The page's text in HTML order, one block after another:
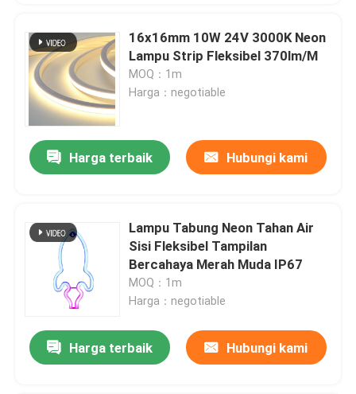
Produk
Video
Tentang kita
Kontrol kualitas
Hubungi kami
Berita
16x16mm 10W 24V 3000K Neon
Lampu Strip Fleksibel 370lm/M
MOQ：1m
Harga：negotiable
Harga terbaik Hubungi kami
Lampu Tabung Neon Tahan Air
Sisi Fleksibel Tampilan
Bercahaya Merah Muda IP67
MOQ：1m
Harga：negotiable
Harga terbaik Hubungi kami